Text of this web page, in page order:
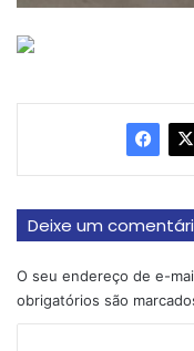
Deixe um
O seu endereço de e-
obrigatórios são